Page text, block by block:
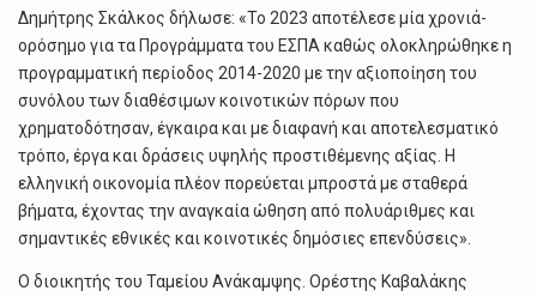
Δημήτρης Σκάλκος δήλωσε: «Το 2023 αποτέλεσε μία χρονιά-
ορόσημο για τα Προγράμματα του ΕΣΠΑ καθώς ολοκληρώθηκε η
προγραμματική περίοδος 2014-2020 με την αξιοποίηση του
συνόλου των διαθέσιμων κοινοτικών πόρων που
χρηματοδότησαν, έγκαιρα και με διαφανή και αποτελεσματικό
τρόπο, έργα και δράσεις υψηλής προστιθέμενης αξίας. Η
ελληνική οικονομία πλέον πορεύεται μπροστά με σταθερά
βήματα, έχοντας την αναγκαία ώθηση από πολυάριθμες και
σημαντικές εθνικές και κοινοτικές δημόσιες επενδύσεις».
Ο διοικητής του Ταμείου Ανάκαμψης. Ορέστης Καβαλάκης